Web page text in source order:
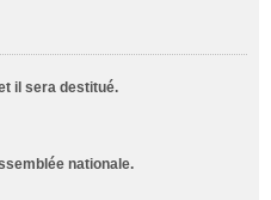
il sera destitué.
nationale.